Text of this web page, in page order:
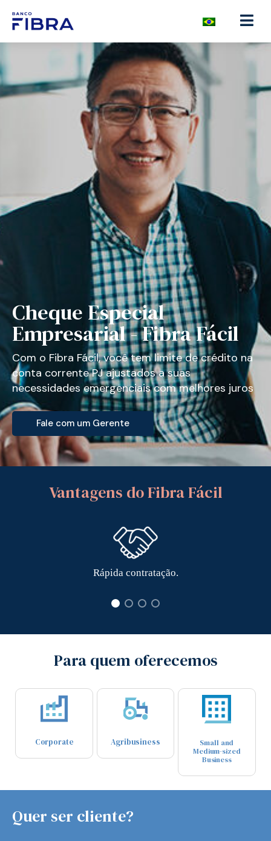
Cheque Especial
Empresarial - Fibra Fácil
Com o Fibra Fácil, você tem limite de crédito na
conta corrente PJ ajustados a suas
necessidades emergenciais com melhores juros
Fale com um Gerente
Vantagens do Fibra Fácil
Rápida contratação.
Para quem oferecemos
Corporate Agribusiness
Small and
Medium-sized
Business
Quer ser cliente?